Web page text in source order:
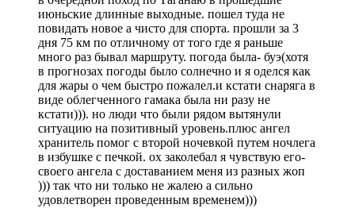
июньские длинные выходные. пошел туда не
повидать новое а чисто для спорта. прошли за 3
дня 75 км по отличному от того где я раньше
много раз бывал маршруту. погода была- буэ(хотя
в прогнозах погоды было солнечно и я оделся как
для жары о чем быстро пожалел.и кстати снаряга в
виде облегченного гамака была ни разу не
кстати))). но люди что были рядом вытянули
ситуацию на позитивный уровень.плюс ангел
хранитель помог с второй ночевкой путем ночлега
в избушке с печкой. ох заколебал я чувствую его-
своего ангела с доставанием меня из разных жоп
))) так что ни только не жалею а сильно
удовлетворен проведенным временем)))